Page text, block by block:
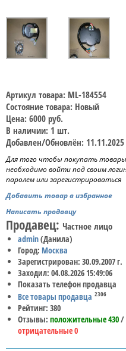
Артикул товара: ML-184554
Состояние товара: Новый
Цена: 6000 руб.
В наличии: 1 шт.
Добавлен/Обновлён: 11.11.2025
Для того чтобы покупать
необходимо войти под своим
паролем или зарегистрироваться
Добавить товар в избранное
Написать продавцу
Продавец: Частное лицо
admin(Данила)
Город: Москва
Зарегистрирован: 30.09.2007 г.
Заходил: 04.08.2026 15:49:06
Показать телефон продавца
Все товары продавца 2306
Рейтинг: 380
Отзывы: положительные 430/
отрицательные 0